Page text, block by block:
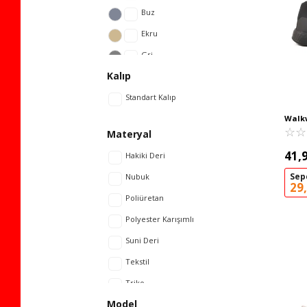
Ruffon
Slazenger
United Colors Of Benetton
Venüs
Voyager
Walkway
Buz
Ekru
Gri
Mavi
Kırmızı
Kum
Lacivert
Gül Kurusu
Sarı
Siyah
Turuncu
Kalıp
Standart Kalıp
Materyal
Hakiki Deri
Nubuk
Poliüretan
Polyester Karışımlı
Suni Deri
Tekstil
Triko
Model
☆☆
★★